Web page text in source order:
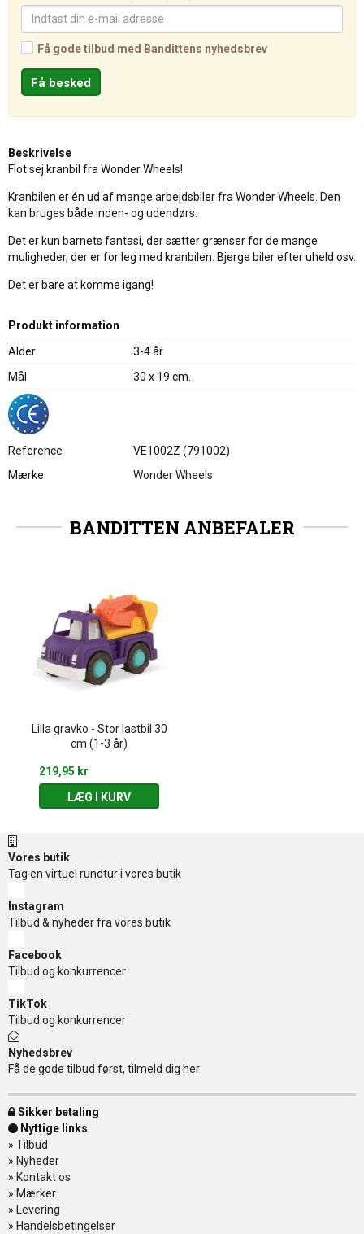
Få gode tilbud med Bandittens nyhedsbrev
Beskrivelse
Flot sej kranbil fra Wonder Wheels!
Kranbilen er én ud af mange arbejdsbiler fra Wonder Wheels. Den
kan bruges både inden- og udendørs.
Det er kun barnets fantasi, der sætter grænser for de mange
muligheder, der er for leg med kranbilen. Bjerge biler efter uheld osv.
Det er bare at komme igang!
Produkt information
Alder
3-4 år
Mål
30 x 19 cm.
Reference
VE1002Z (791002)
Mærke
Wonder Wheels
BANDITTEN ANBEFALER
Lilla gravko - Stor lastbil 30
cm (1-3 år)
219,95 kr
LÆG I KURV
Vores butik
Tag en virtuel rundtur i vores butik
Instagram
Tilbud & nyheder fra vores butik
Facebook
Tilbud og konkurrencer
TikTok
Tilbud og konkurrencer
Nyhedsbrev
Få de gode tilbud først, tilmeld dig her
Sikker betaling
Nyttige links
» Tilbud
» Nyheder
» Kontakt os
» Mærker
» Levering
» Handelsbetingelser